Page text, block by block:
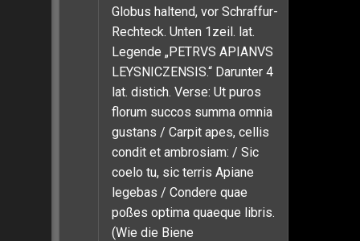
Globus haltend, vor Schraffur-
Rechteck. Unten 1zeil. lat.
Legende „PETRVS APIANVS
LEYSNICZENSIS.“ Darunter 4
lat. distich. Verse: Ut puros
florum succos summa omnia
gustans / Carpit apes, cellis
condit et ambrosiam: / Sic
coelo tu, sic terris Apiane
legebas / Condere quae
poßes optima quaeque libris.
(Wie die Biene